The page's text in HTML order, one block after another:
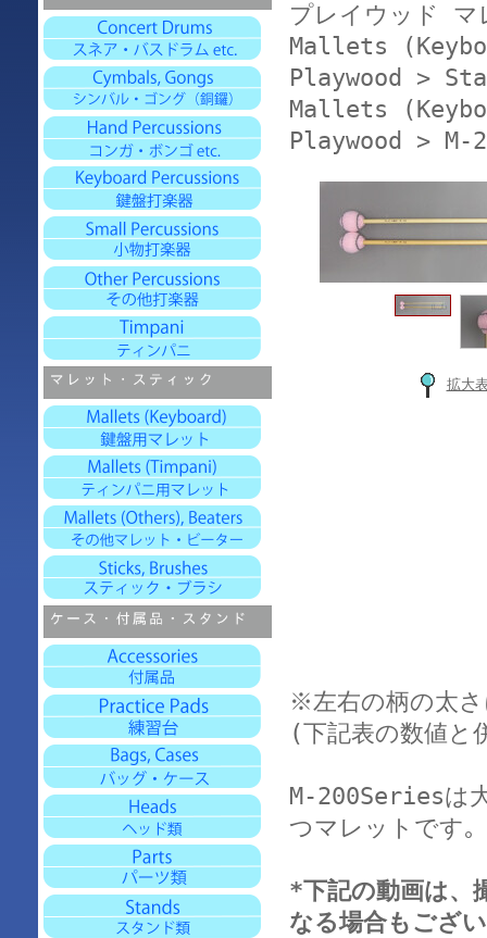
プレイウッド
Mallets
Playwood >
Mallets
Playwood > M-
拡大
※左右の柄の太
(下記表の数値と
M-200Seriesは
つマレットです｡
*下記の動画は、
なる場合もござ